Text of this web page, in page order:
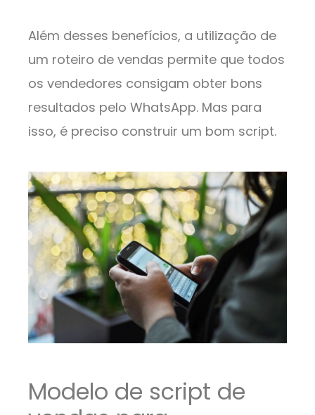
Além desses benefícios, a utilização de
um roteiro de vendas permite que todos
os vendedores consigam obter bons
resultados pelo WhatsApp. Mas para
isso, é preciso construir um bom script.
Modelo de script de